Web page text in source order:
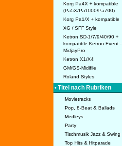
Korg Pa4X + kompatible
(Pa5X/Pa1000/Pa700)
Korg Pa1/X + kompatible
XG / SFF Style
Ketron SD-1/7/9/40/90 +
kompatible Ketron Event -
MidjayPro
Ketron X1/X4
GM/GS-Midifile
Roland Styles
• Titel nach Rubriken
Movietracks
Pop, 8-Beat & Ballads
Medleys
Party
Tischmusik Jazz & Swing
Top Hits & Hitparade